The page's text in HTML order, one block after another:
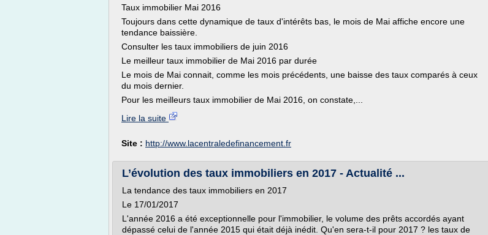
Taux immobilier Mai 2016
Toujours dans cette dynamique de taux d'intérêts bas, le mois de Mai affiche encore une
tendance baissière.
Consulter les taux immobiliers de juin 2016
Le meilleur taux immobilier de Mai 2016 par durée
Le mois de Mai connait, comme les mois précédents, une baisse des taux comparés à ceux
du mois dernier.
Pour les meilleurs taux immobilier de Mai 2016, on constate,...
Lire la suite
Site : http://www.lacentraledefinancement.fr
L’évolution des taux immobiliers en 2017 - Actualité ...
La tendance des taux immobiliers en 2017
Le 17/01/2017
L'année 2016 a été exceptionnelle pour l'immobilier, le volume des prêts accordés ayant
dépassé celui de l'année 2015 qui était déjà inédit. Qu'en sera-t-il pour 2017 ? les taux de